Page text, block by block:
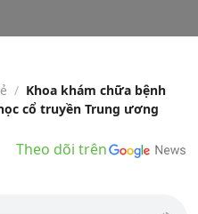
/ Khoa khám chữa bệnh
cổ truyền Trung ương
Theo dõi trên